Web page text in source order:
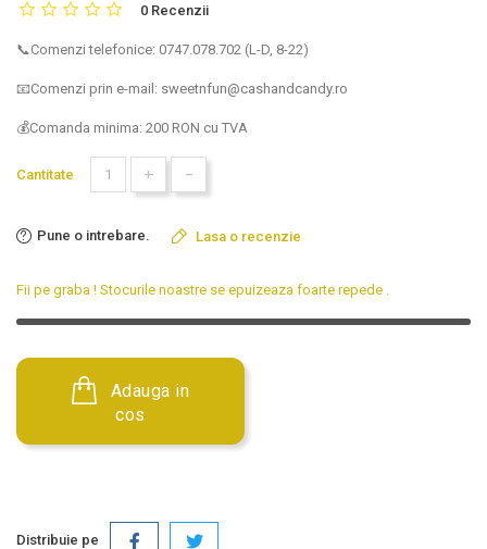
0 Recenzii
📞Comenzi telefonice: 0747.078.702 (L-D, 8-22)
📧Comenzi prin e-mail: sweetnfun@cashandcandy.ro
💰Comanda minima: 200 RON cu TVA
Cantitate + -
Pune o intrebare. Lasa o recenzie
Fii pe graba ! Stocurile noastre se epuizeaza foarte repede
cos
Distribuie pe